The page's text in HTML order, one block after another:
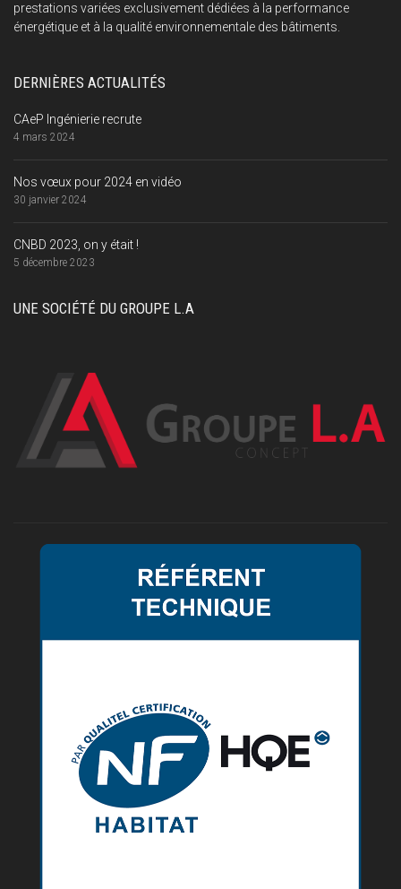
prestations variées exclusivement dédiées à la performance
énergétique et à la qualité environnementale des bâtiments.
DERNIÈRES ACTUALITÉS
CAeP Ingénierie recrute
4 mars 2024
Nos vœux pour 2024 en vidéo
30 janvier 2024
CNBD 2023, on y était !
5 décembre 2023
UNE SOCIÉTÉ DU GROUPE L.A